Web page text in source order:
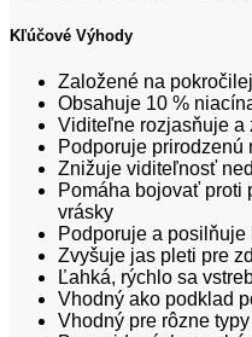
Kľúčové Výhody
Založené na
Obsahuje 10 %
Viditeľne rozjasňuje a
Podporuje prirodzenú
Znižuje viditeľnosť
Pomáha bojovať proti
vrásky
Podporuje a posilňuje
Zvyšuje jas pleti pre
Ľahká, rýchlo sa
Vhodný ako podklad
Vhodný pre rôzne